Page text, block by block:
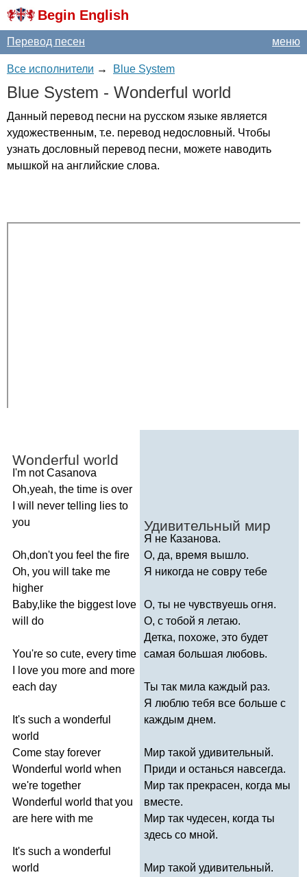
Begin English
меню
Перевод песен
Все исполнители → Blue System
Blue System - Wonderful world
Данный перевод песни на русском языке является
художественным, т.е. перевод недословный. Чтобы
узнать дословный перевод песни, можете наводить
мышкой на английские слова.
Wonderful world
I'm not Casanova
Oh,yeah, the time is over
will never telling lies to
you
Oh,don't you feel the fire
Oh, you will take me
higher
Baby, like the biggest love
will
do
You're so cute, every time
love you more and more
each day
It's such a wonderful
world
Come stay forever
Wonderful world when
we're together
Wonderful world that you
are here with me
It's such a wonderful
world
Удивительный мир
Я не Казанова.
О, да, время вышло.
Я никогда не совру тебе
О, ты не чувствуешь огня.
О, с тобой я летаю.
Детка, похоже, это будет
самая большая любовь.
Ты так мила каждый раз.
Я люблю тебя все больше с
каждым днем.
Мир такой удивительный.
Приди и останься навсегда.
Мир так прекрасен, когда мы
вместе.
Мир так чудесен, когда ты
здесь со мной.
Мир такой удивительный.